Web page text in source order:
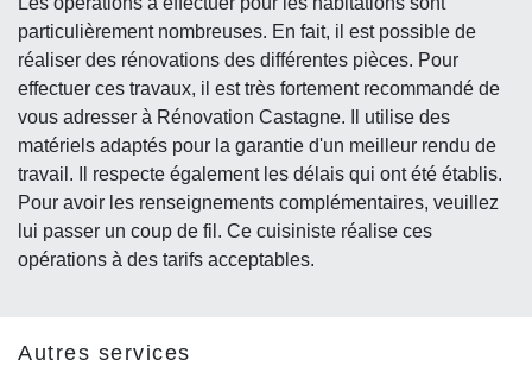
particulièrement nombreuses. En fait, il est possible de
réaliser des rénovations des différentes pièces. Pour
effectuer ces travaux, il est très fortement recommandé de
vous adresser à Rénovation Castagne. Il utilise des
matériels adaptés pour la garantie d'un meilleur rendu de
travail. Il respecte également les délais qui ont été établis.
Pour avoir les renseignements complémentaires, veuillez
lui passer un coup de fil. Ce cuisiniste réalise ces
opérations à des tarifs acceptables.
Autres services